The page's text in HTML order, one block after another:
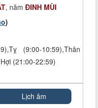
, năm ĐINH MÙI
)
(9:00-10:59),Thân
(21:00-22:59)
Lịch âm